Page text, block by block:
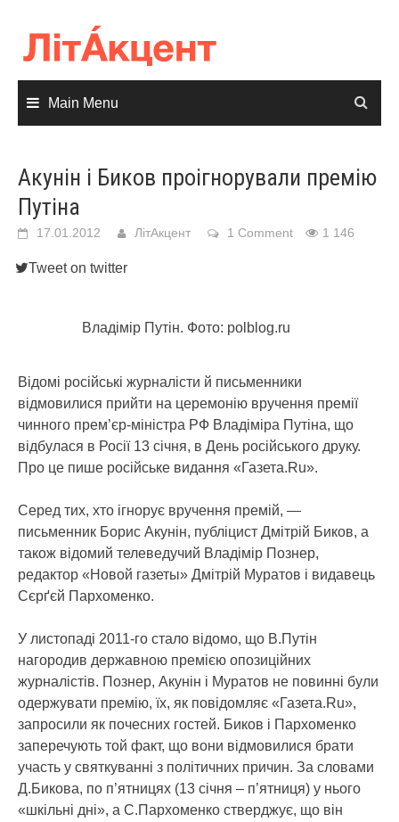
content
Main Menu
Акунін і Биков проігнорували премію
Путіна
17.01.2012 ЛітАкцент 1 Comment 1 146
Tweet on twitter
Владімір Путін. Фото: polblog.ru
Відомі російські журналісти й письменники
відмовилися прийти на церемонію вручення премії
чинного прем’єр-міністра РФ Владіміра Путіна, що
відбулася в Росії 13 січня, в День російського друку.
Про це пише російське видання «Газета.Ru».
Серед тих, хто ігнорує вручення премій, —
письменник Борис Акунін, публіцист Дмітрій Биков, а
також відомий телеведучий Владімір Познер,
редактор «Новой газеты» Дмітрій Муратов і видавець
Сєрґєй Пархоменко.
У листопаді 2011-го стало відомо, що В.Путін
нагородив державною премією опозиційних
журналістів. Познер, Акунін і Муратов не повинні були
одержувати премію, їх, як повідомляє «Газета.Ru»,
запросили як почесних гостей. Биков і Пархоменко
заперечують той факт, що вони відмовилися брати
участь у святкуванні з політичних причин. За словами
Д.Бикова, по п’ятницях (13 січня – п’ятниця) у нього
«шкільні дні», а С.Пархоменко стверджує, що він